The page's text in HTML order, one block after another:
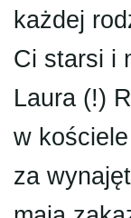
każdej
Ci starsi i
Laura (!)
w
za